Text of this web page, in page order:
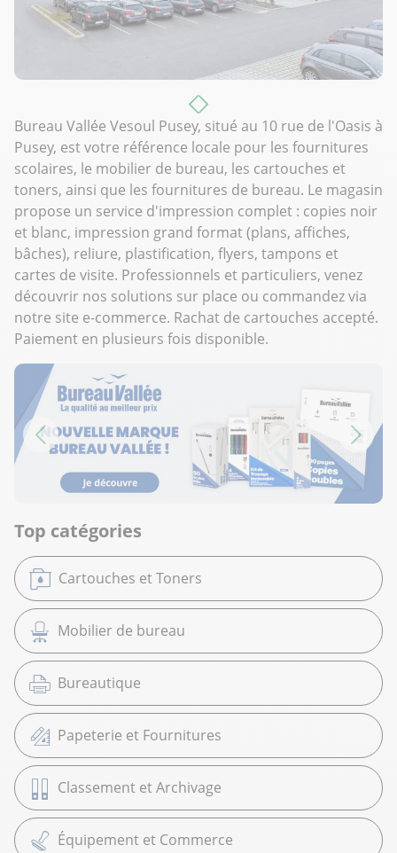
Bureau Vallée Vesoul Pusey, situé au 10 rue de l'Oasis à
Pusey, est votre référence locale pour les fournitures
scolaires, le mobilier de bureau, les cartouches et
toners, ainsi que les fournitures de bureau. Le magasin
propose un service d'impression complet : copies noir
et blanc, impression grand format (plans, affiches,
bâches), reliure, plastification, flyers, tampons et
cartes de visite. Professionnels et particuliers, venez
découvrir nos solutions sur place ou commandez via
notre site e-commerce. Rachat de cartouches accepté.
Paiement en plusieurs fois disponible.
Top catégories
Cartouches et Toners
Mobilier de bureau
Bureautique
Papeterie et Fournitures
Classement et Archivage
Équipement et Commerce